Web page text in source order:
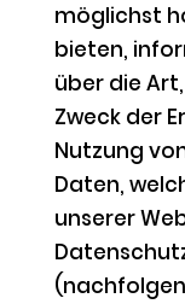
möglichst
bieten,
über die
Zweck der
Nutzung
Daten,
unserer